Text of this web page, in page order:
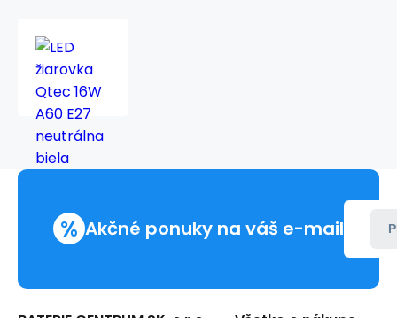
biela
% Akčné ponuky na váš e-mail